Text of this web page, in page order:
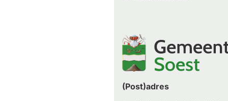
website)
(Post)adres